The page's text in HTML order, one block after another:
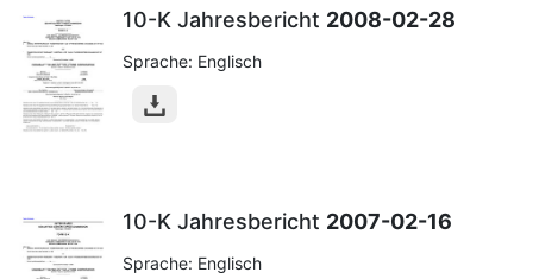
10-K Jahresbericht 2008-02-28
Sprache: Englisch
10-K Jahresbericht 2007-02-16
Sprache: Englisch